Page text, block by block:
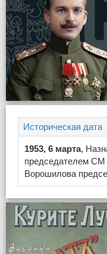
Историческая дата
1953, 6 марта,
председателем
Ворошилова